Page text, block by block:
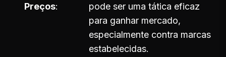
Preços
pode ser uma tática eficaz
para ganhar mercado,
especialmente contra marcas
estabelecidas.